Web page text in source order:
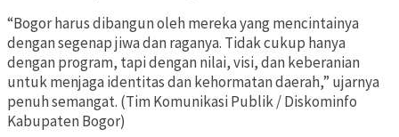
“Bogor harus dibangun oleh mereka yang mencintainya
dengan segenap jiwa dan raganya. Tidak cukup hanya
dengan program, tapi dengan nilai, visi, dan keberanian
untuk menjaga identitas dan kehormatan daerah,” ujarnya
penuh semangat. (Tim Komunikasi Publik / Diskominfo
Kabupaten Bogor)